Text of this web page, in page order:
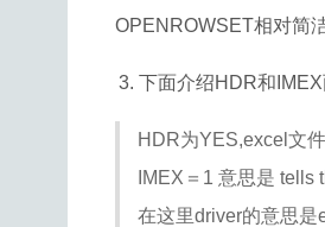
OPENROWSET相对简
下面介绍HDR和
HDR为YES,excel文
IMEX＝1 意思是
在这里driver的意思是